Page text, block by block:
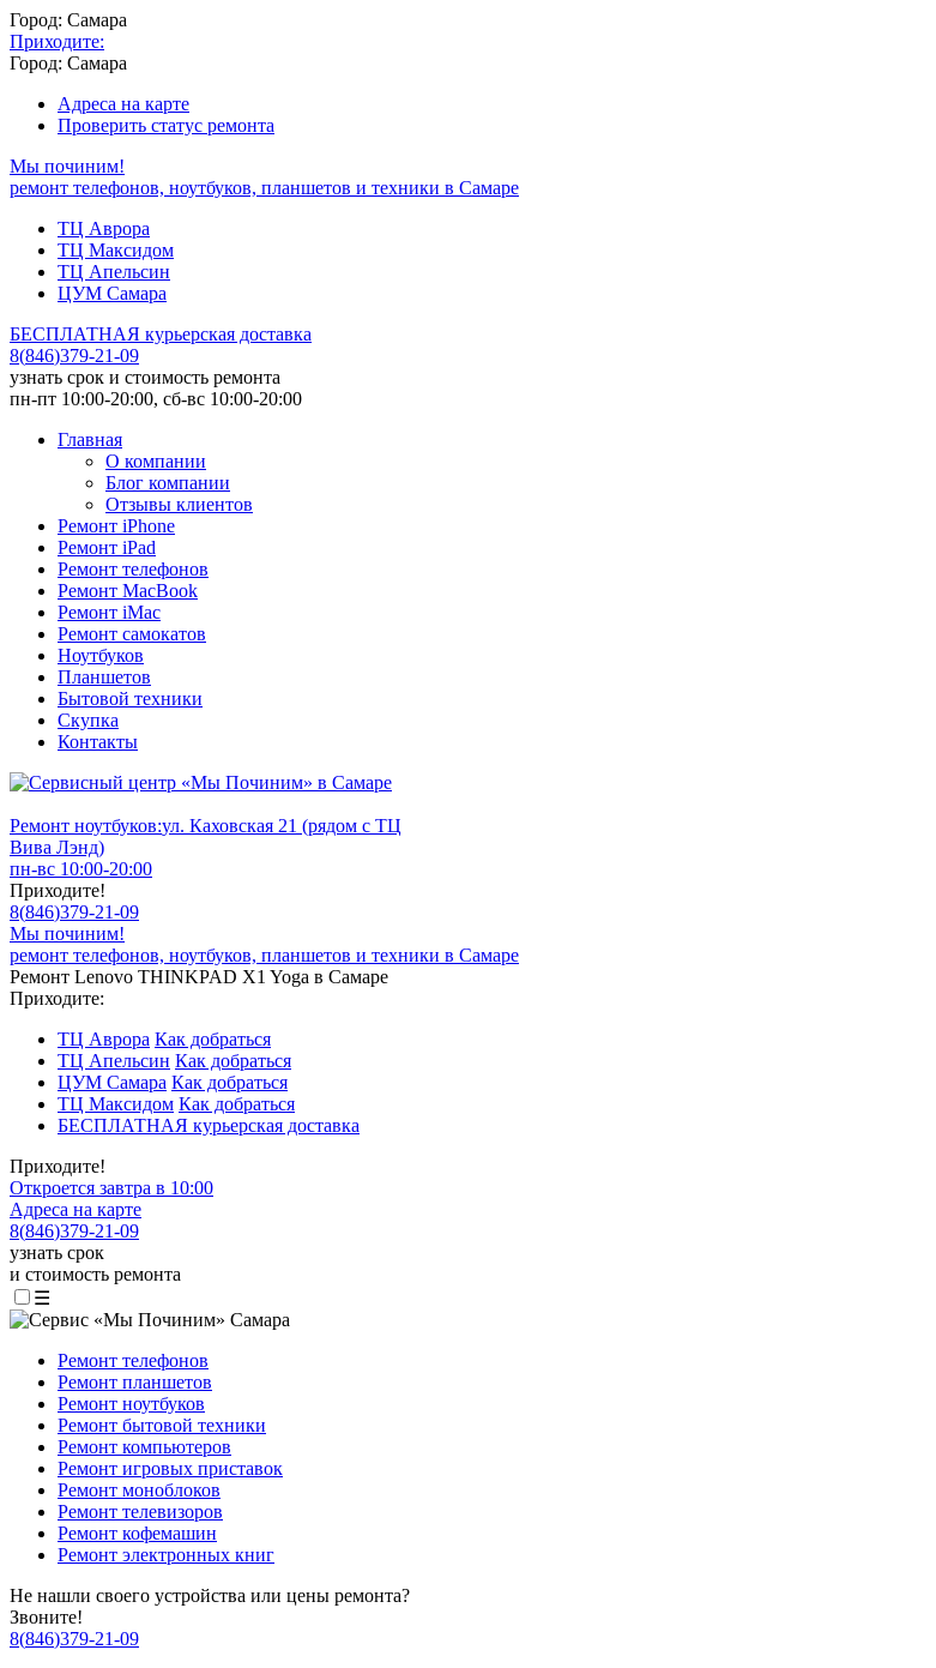
Город: Самара
Приходите:
Город: Самара
Адреса на карте
Проверить статус ремонта
Мы починим!
ремонт телефонов, ноутбуков, планшетов и техники в Самаре
ТЦ Аврора
ТЦ Максидом
ТЦ Апельсин
ЦУМ Самара
БЕСПЛАТНАЯ курьерская доставка
8(846)379-21-09
узнать срок и стоимость ремонта
пн-пт 10:00-20:00, сб-вс 10:00-20:00
Главная
О компании
Блог компании
Отзывы клиентов
Ремонт iPhone
Ремонт iPad
Ремонт телефонов
Ремонт MacBook
Ремонт iMac
Ремонт самокатов
Ноутбуков
Планшетов
Бытовой техники
Скупка
Контакты
Ремонт ноутбуков:ул. Каховская 21 (рядом с ТЦ
Вива Лэнд)
пн-вс 10:00-20:00
Приходите!
8(846)379-21-09
Мы починим!
ремонт телефонов, ноутбуков, планшетов и техники в Самаре
Ремонт Lenovo THINKPAD X1 Yoga в Самаре
Приходите:
ТЦ Аврора Как добраться
ТЦ Апельсин Как добраться
ЦУМ Самара Как добраться
ТЦ Максидом Как добраться
БЕСПЛАТНАЯ курьерская доставка
Приходите!
Откроется завтра в 10:00
Адреса на карте
8(846)379-21-09
узнать срок
и стоимость ремонта
☰
Ремонт телефонов
Ремонт планшетов
Ремонт ноутбуков
Ремонт бытовой техники
Ремонт компьютеров
Ремонт игровых приставок
Ремонт моноблоков
Ремонт телевизоров
Ремонт кофемашин
Ремонт электронных книг
Не нашли своего устройства или цены ремонта?
Звоните!
8(846)379-21-09